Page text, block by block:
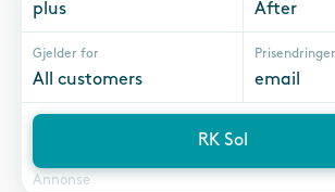
plus After
Gjelder for
All customers email
RK Sol
Annonse